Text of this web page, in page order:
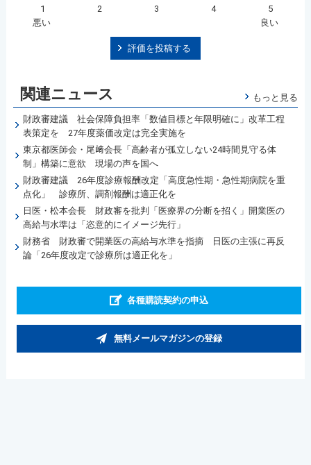
1 2 3 4
5
悪い
良い
評価を投稿する
関連ニュース もっと見る
財政審建議 社会保障負担率「数値目標と年限明確に」改革工程
表策定を 27年度薬価改定は完全実施を
東京都医師会・尾﨑会長「高齢者が孤立しない24時間見守る体
制」構築に意欲 現場の声を国へ
財政審建議 26年度診療報酬改定「高度急性期・急性期病院を重
点化」 診療所、調剤報酬は適正化を
日医・松本会長 財政審を批判「医療界の分断を招く」開業医の
高給与水準は「恣意的にイメージ先行」
財務省 財政審で開業医の高給与水準を指摘 日医の主張に再反
論「26年度改定で診療所は適正化を」
各種購読契約の申込
無料メールマガジンの登録